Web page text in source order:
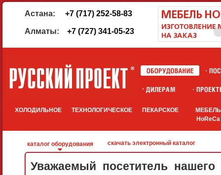
Астана: +7 (717) 252-58-83
Алматы: +7 (727) 341-05-23
ХОЛОДИЛЬНОЕ ТЕХНОЛОГИЧЕСКОЕ ПЕКАРСКОЕ
МЕБЕЛЬ
HoReCa
каталог оборудования скачать электронный каталог
Уважаемый посетитель